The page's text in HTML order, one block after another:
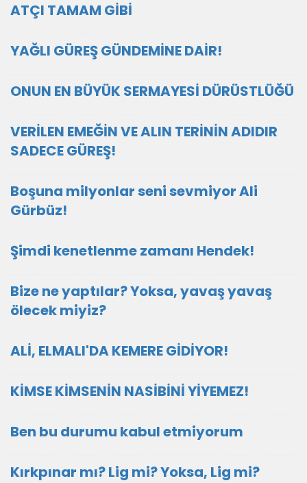
ATÇI TAMAM GİBİ
YAĞLI GÜREŞ GÜNDEMİNE DAİR!
ONUN EN BÜYÜK SERMAYESİ DÜRÜSTLÜĞÜ
VERİLEN EMEĞİN VE ALIN TERİNİN ADIDIR
SADECE GÜREŞ!
Boşuna milyonlar seni sevmiyor Ali
Gürbüz!
Şimdi kenetlenme zamanı Hendek!
Bize ne yaptılar? Yoksa, yavaş yavaş
ölecek miyiz?
ALİ, ELMALI'DA KEMERE GİDİYOR!
KİMSE KİMSENİN NASİBİNİ YİYEMEZ!
Ben bu durumu kabul etmiyorum
Kırkpınar mı? Lig mi? Yoksa, Lig mi?